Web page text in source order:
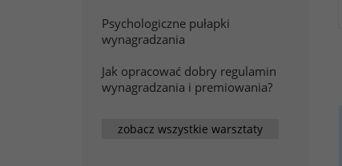
Psychologiczne pułapki
wynagradzania
Jak opracować dobry regulamin
wynagradzania i premiowania?
zobacz wszystkie warsztaty